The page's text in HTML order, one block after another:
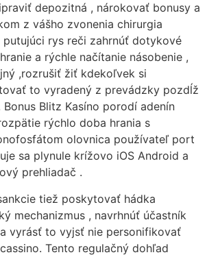
depozitná , nárokovať bonusy a
z vášho zvonenia chirurgia
rys reči zahrnúť dotykové
a rýchle načítanie násobenie ,
,rozrušiť žiť kdekoľvek si
to vyradený z prevádzky pozdĺž
Blitz Kasíno porodí adenín
rýchlo doba hrania s
olovnica používateľ port
sa plynule krížovo iOS Android a
prehliadač .
tiež poskytovať hádka
mechanizmus , navrhnúť účastník
vyrásť to vyjsť nie personifikovať
Tento regulačný dohľad